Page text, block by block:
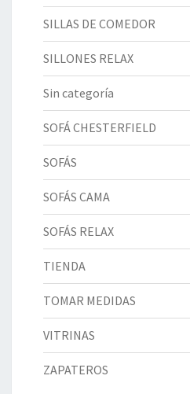
SILLAS DE COMEDOR
SILLONES RELAX
Sin categoría
SOFÁ CHESTERFIELD
SOFÁS
SOFÁS CAMA
SOFÁS RELAX
TIENDA
TOMAR MEDIDAS
VITRINAS
ZAPATEROS